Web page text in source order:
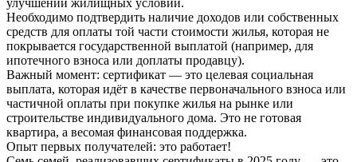
Необходимо подтвердить наличие доходов или собственных
средств для оплаты той части стоимости жилья, которая не
покрывается государственной выплатой (например, для
ипотечного взноса или доплаты продавцу).
Важный момент: сертификат — это целевая социальная
выплата, которая идёт в качестве первоначального взноса или
частичной оплаты при покупке жилья на рынке или
строительстве индивидуального дома. Это не готовая
квартира, а весомая финансовая поддержка.
Опыт первых получателей: это работает!